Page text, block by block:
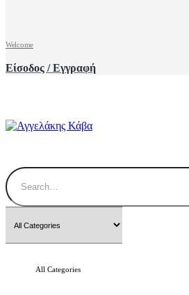
Welcome
Είσοδος / Εγγραφή
All Categories